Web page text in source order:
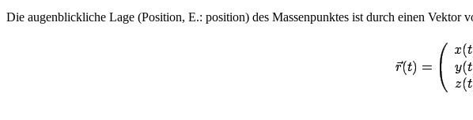
Die augenblickliche Lage (Position, E.: position) des Massenpunktes ist durch einen Vektor